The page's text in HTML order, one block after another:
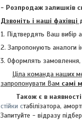
- Розпродаж залишків
Дзвоніть і наші
1. Підтвердять Ваш вибір
2. Запропонують аналоги
3. Оформлять
Ціла команда наших
запропонувати Вам самі
Також є в
стійки стабілізатора,
Запитуйте - відразу